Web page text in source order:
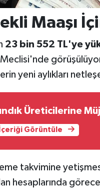
Maaşı
23 bin 552 TL'ye
yeni aylıkları
Üreticilerine
İçeriği Görüntüle
takvimine
hesaplarında